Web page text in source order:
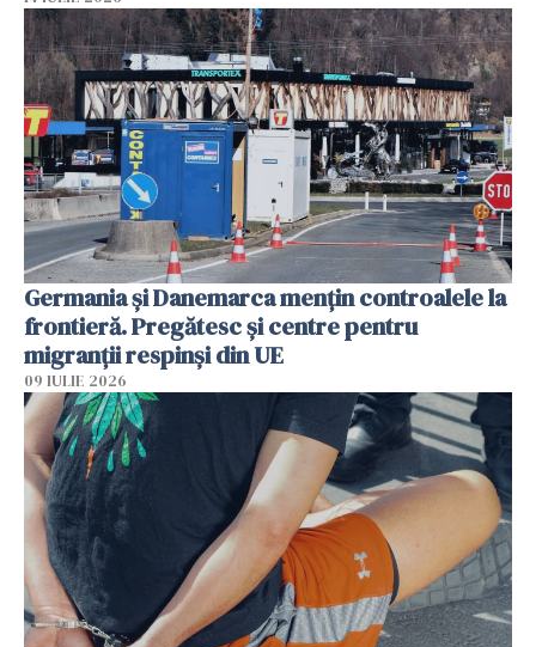
Germania și Danemarca mențin controalele la
frontieră. Pregătesc și centre pentru
migranții respinși din UE
09 IULIE 2026